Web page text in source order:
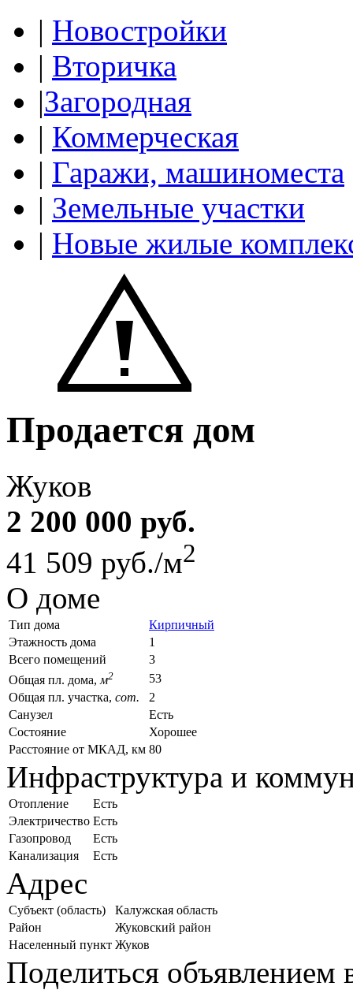
| Новостройки
| Вторичка
|Загородная
| Коммерческая
| Гаражи, машиноместа
| Земельные участки
| Новые жилые
Продается дом
Жуков
2 200 000 руб.
41 509 руб./м2
О доме
Тип дома
Кирпичный
Этажность дома
1
Всего помещений
3
Общая пл. дома, м2
53
Общая пл. участка, сот.
2
Санузел
Есть
Состояние
Хорошее
Расстояние от МКАД, км 80
Инфраструктура и
Отопление
Есть
Электричество Есть
Газопровод
Есть
Канализация
Есть
Адрес
Субъект (область)
Калужская область
Район
Жуковский район
Населенный пункт Жуков
Поделиться объявлением